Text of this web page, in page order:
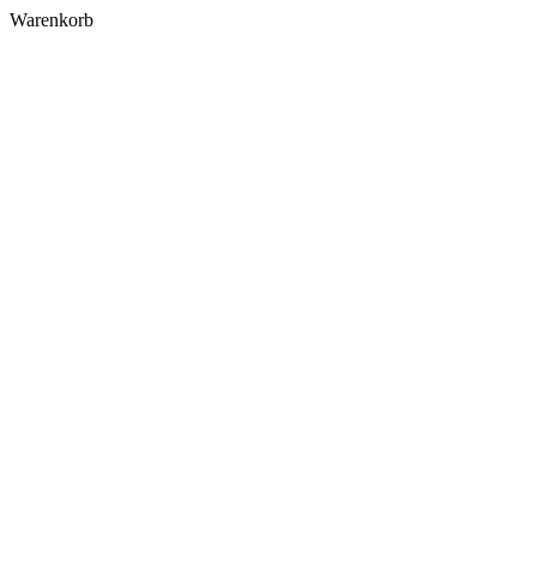
Warenkorb